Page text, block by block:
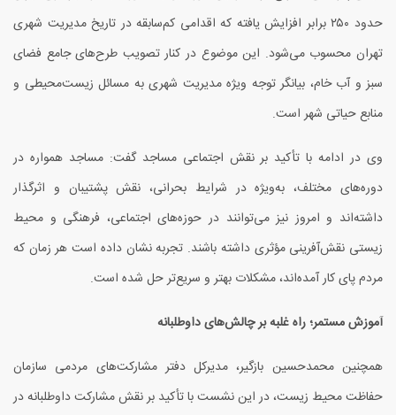
حدود ۲۵۰برابر افزایش یافته که اقدامی کم‌سابقه در تاریخ مدیریت شهری
تهران محسوب می‌شود. این موضوع در کنار تصویب طرح‌های جامع فضای
سبز و آب خام، بیانگر توجه ویژه مدیریت شهری به مسائل زیست‌محیطی و
منابع حیاتی شهر است.
وی در ادامه با تأکید بر نقش اجتماعی مساجد گفت: مساجد همواره در
دوره‌های مختلف، به‌ویژه در شرایط بحرانی، نقش پشتیبان و اثرگذار
داشته‌اند و امروز نیز می‌توانند در حوزه‌های اجتماعی، فرهنگی و محیط
زیستی نقش‌آفرینی مؤثری داشته باشند. تجربه نشان داده است هر زمان که
مردم پای کار آمده‌اند، مشکلات بهتر و سریع‌تر حل شده است.
آموزش مستمر؛ راه غلبه بر چالش‌های داوطلبانه
همچنین محمدحسین بازگیر، مدیرکل دفتر مشارکت‌های مردمی سازمان
حفاظت محیط زیست، در این نشست با تأکید بر نقش مشارکت داوطلبانه در